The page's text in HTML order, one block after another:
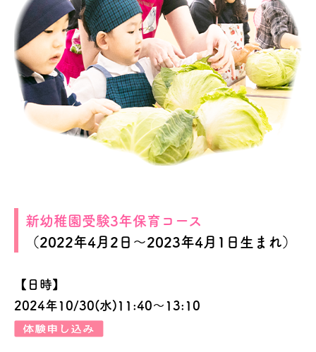
新幼稚園受験3年保育コース
（2022年4月2日～2023年4月1日生まれ）
【日時】
2024年10/30(水)11:40～13:10